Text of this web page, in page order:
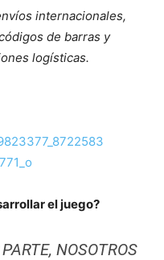
internacionales,
de barras y
logísticas.
el juego?
NOSOTROS